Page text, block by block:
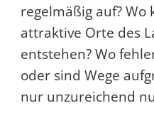
regelmäßig auf? Wo
attraktive Orte des
entstehen? Wo
oder sind Wege
nur unzureichend